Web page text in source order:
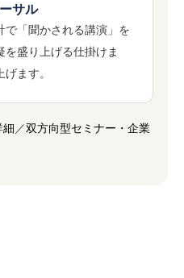
サル
で「聞かされる講演」を
を盛り上げる仕掛けま
ます。
／双方向型セミナー・企業